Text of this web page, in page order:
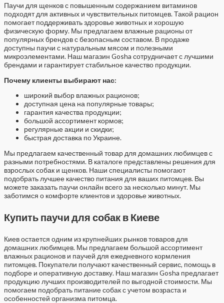
Паучи для щенков с повышенным содержанием витаминов
подходят для активных и чувствительных питомцев. Такой рацион
помогает поддерживать здоровье животных и хорошую
физическую форму. Мы предлагаем влажные рационы от
популярных брендов с безопасным составом. В продаже
доступны паучи с натуральным мясом и полезными
микроэлементами. Наш магазин Gosha сотрудничает с лучшими
брендами и гарантирует стабильное качество продукции.
Почему клиенты выбирают нас:
широкий выбор влажных рационов;
доступная цена на популярные товары;
гарантия качества продукции;
большой ассортимент кормов;
регулярные акции и скидки;
быстрая доставка по Украине.
Мы предлагаем качественный товар для домашних любимцев с
разными потребностями. В каталоге представлены решения для
взрослых собак и щенков. Наши специалисты помогают
подобрать лучшее качество питания для ваших питомцев. Вы
можете заказать паучи онлайн всего за несколько минут. Мы
заботимся о комфорте клиентов и здоровье животных.
Купить паучи для собак в Киеве
Киев остается одним из крупнейших рынков товаров для
домашних любимцев. Мы предлагаем большой ассортимент
влажных рационов и паучей для ежедневного кормления
питомцев. Покупатели получают качественный сервис, помощь в
подборе и оперативную доставку. Наш магазин Gosha предлагает
продукцию лучших производителей по выгодной стоимости. Мы
помогаем подобрать питание собак с учетом возраста и
особенностей организма питомца.